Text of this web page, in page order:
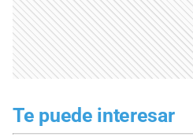
Te puede interesar